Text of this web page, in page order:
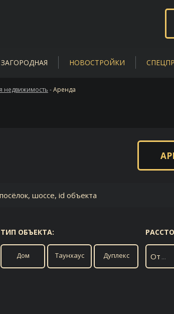
ЗАГОРОДНАЯ НОВОСТРОЙКИ
недвижимость -Аренда
ТИП ОБЪЕКТА:
Дом Таунхаус Дуплекс От